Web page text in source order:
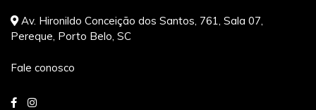
Av. Hironildo Conceição dos Santos, 761, Sala 07,
Pereque, Porto Belo, SC
Fale conosco